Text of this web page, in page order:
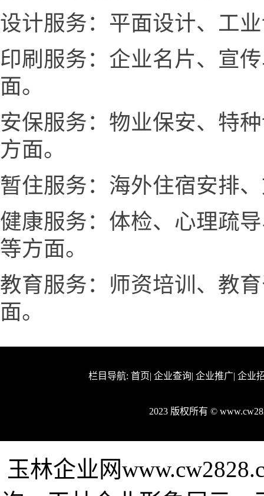
设计服务：平面设计、工
印刷服务：企业名片、宣
面。
安保服务：物业保安、特
方面。
暂住服务：海外住宿安排
健康服务：体检、心理疏
等方面。
教育服务：师资培训、教
面。
栏目导航: 首页| 企业查询| 企业推广| 企业
2023 版权所有 ©
玉林企业网